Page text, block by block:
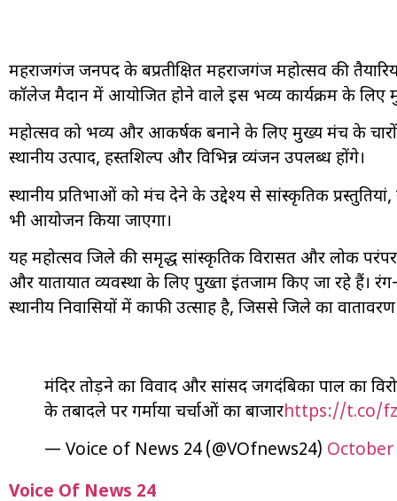
महराजगंज जनपद के बहुप्रतीक्षित महराजगंज महोत्सव की
कॉलेज मैदान में आयोजित होने वाले इस भव्य कार्यक्रम के लिए
महोत्सव को भव्य और आकर्षक बनाने के लिए मुख्य मंच के
स्थानीय उत्पाद, हस्तशिल्प और विभिन्न व्यंजन उपलब्ध होंगे।
स्थानीय प्रतिभाओं को मंच देने के उद्देश्य से सांस्कृतिक
भी आयोजन किया जाएगा।
यह महोत्सव जिले की समृद्ध सांस्कृतिक विरासत और लोक
और यातायात व्यवस्था के लिए पुख्ता इंतजाम किए जा रहे हैं।
स्थानीय निवासियों में काफी उत्साह है, जिससे जिले का
मंदिर तोड़ने का विवाद और सांसद जगदंबिका पाल का
के तबादले पर गर्माया चर्चाओं का बाजारhttps://t.co/
— Voice of News 24 (@VOfnews24) October
Voice Of News 24